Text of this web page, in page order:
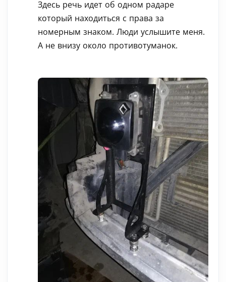
Здесь речь идет об одном радаре
который находиться с права за
номерным знаком. Люди услышите меня.
А не внизу около противотуманок.